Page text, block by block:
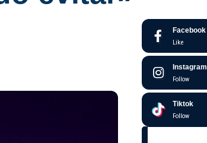
Facebook
Like
Instagram
Follow
Tiktok
Follow